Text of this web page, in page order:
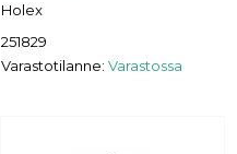
Holex
251829
Varastotilanne: Varastossa